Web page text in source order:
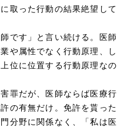
取った行動の結果絶望して
です」と言い続ける。医師
や属性でなく行動原理、し
位に位置する行動原理なの
罪だが、医師ならば医療行
の有無だけ。免許を貰った
分野に関係なく、「私は医